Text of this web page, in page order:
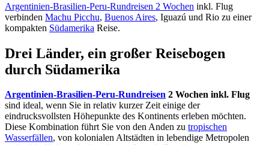
Argentinien-Brasilien-Peru-Rundreisen 2 Wochen inkl. Flug
verbinden Machu Picchu, Buenos Aires, Iguazú und Rio zu einer
kompakten Südamerika Reise.
Drei Länder, ein großer Reisebogen
durch Südamerika
Argentinien-Brasilien-Peru-Rundreisen 2 Wochen inkl. Flug
sind ideal, wenn Sie in relativ kurzer Zeit einige der
eindrucksvollsten Höhepunkte des Kontinents erleben möchten.
Diese Kombination führt Sie von den Anden zu tropischen
Wasserfällen, von kolonialen Altstädten in lebendige Metropolen